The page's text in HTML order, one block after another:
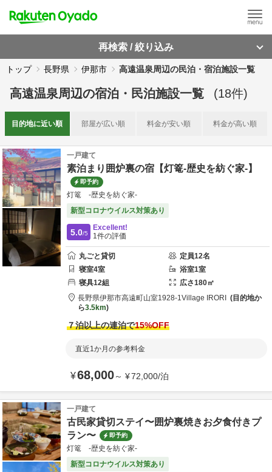
再検索 / 絞り込み
トップ 長野県 伊那市 高遠温泉周辺の民泊・宿泊施設一覧
高遠温泉周辺の宿泊・民泊施設一覧 (18件)
目的地に近い順 部屋が広い順 料金が安い順 料金が高い順
一戸建て
素泊まり囲炉裏の宿【灯篭-歴史を紡ぐ家-】
即予約
灯篭 -歴史を紡ぐ家-
新型コロナウイルス対策あり
5.0/5
Excellent!
1件の評価
丸ごと貸切 定員12名
寝室4室 浴室1室
寝具12組 広さ180㎡
長野県伊那市高遠町山室1928-1Village IRORI
目的地か
ら3.5km
７泊以上の連泊で15%OFF
直近1か月の参考料金
¥68,000～ ¥72,000/泊
一戸建て
古民家貸切ステイ〜囲炉裏焼きお夕食付きプ
ラン〜
即予約
灯篭 -歴史を紡ぐ家-
新型コロナウイルス対策あり